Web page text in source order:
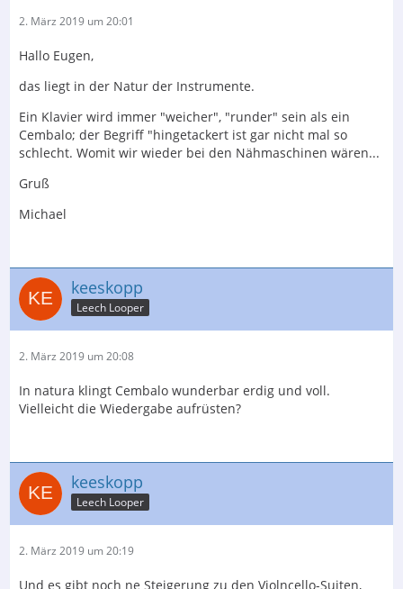
2. März 2019 um 20:01
Hallo Eugen,
das liegt in der Natur der Instrumente.
Ein Klavier wird immer "weicher", "runder" sein als ein
Cembalo; der Begriff "hingetackert ist gar nicht mal so
schlecht. Womit wir wieder bei den Nähmaschinen wären...
Gruß
Michael
keeskopp
Leech Looper
2. März 2019 um 20:08
In natura klingt Cembalo wunderbar erdig und voll.
Vielleicht die Wiedergabe aufrüsten?
keeskopp
Leech Looper
2. März 2019 um 20:19
Und es gibt noch ne Steigerung zu den Violncello-Suiten,